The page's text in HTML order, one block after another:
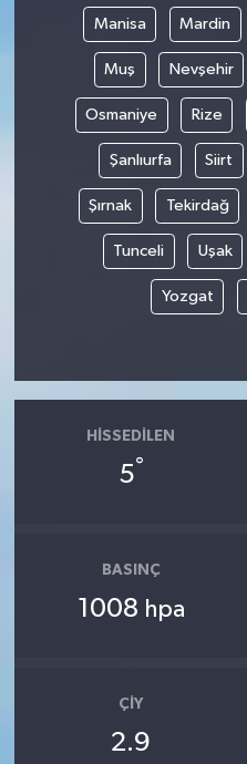
Manisa Mardin
Muş Nevşehir
Osmaniye Rize
Şanlıurfa Siirt
Şırnak Tekirdağ
Tunceli Uşak
Yozgat
HISSEDILEN
5°
BASINÇ
1008 hpa
ÇIY
2.9